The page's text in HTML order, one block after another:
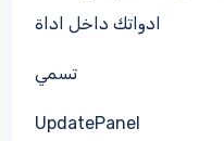
ادواتك داخل اداة
تسمي
UpdatePanel